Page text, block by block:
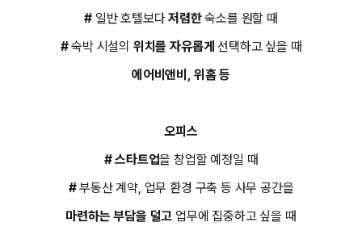
# 일반 호텔보다저렴한숙소를 원할 때
#숙박 시설의 위치를 자유롭게 선택하고 싶을 때
에어비앤비, 위홈 등
오피스
# 스타트업을 창업할 예정일 때
# 부동산 계약, 업무 환경 구축 등 사무 공간을
마련하는 부담을 덜고 업무에 집중하고 싶을 때